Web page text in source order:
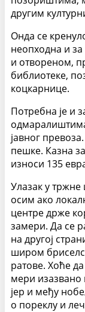
другим
Онда се
неопходна и
и отвореном,
библиотеке,
коцкарнице.
Потребна је и
јавног
пешке. Казна
износи 135
Улазак у тржне
осим ако
центре држе
замери. Да се
на другој
широм
ратове. Хоће да
мери изазвано
јер и међу
о пореклу и